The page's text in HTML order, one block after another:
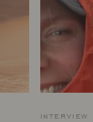
interview